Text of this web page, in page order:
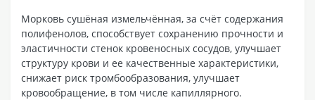
Морковь сушёная измельчённая, за счёт содержания
полифенолов, способствует сохранению прочности и
эластичности стенок кровеносных сосудов, улучшает
структуру крови и ее качественные характеристики,
снижает риск тромбообразования, улучшает
кровообращение, в том числе капиллярного.